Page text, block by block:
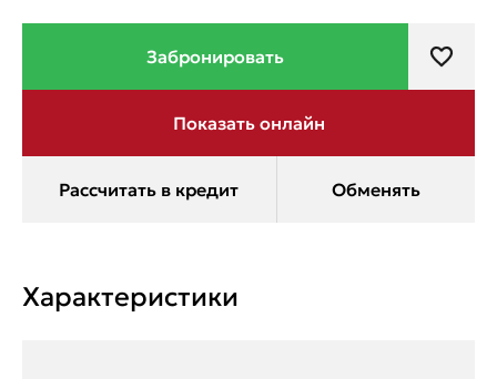
Характеристики